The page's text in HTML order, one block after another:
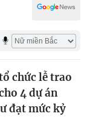
chức lễ trao
4 dự án
đạt mức kỷ